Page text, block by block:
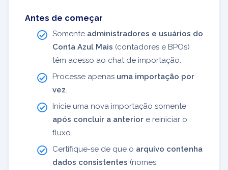
Antes de começar
Somente administradores e usuários do
Conta Azul Mais (contadores e BPOs)
têm acesso ao chat de importação.
Processe apenas uma importação por
vez
Inicie uma nova importação somente
após concluir a anterior e reiniciar o
fluxo.
Certifique-se de que o arquivo contenha
dados consistentes (nomes,